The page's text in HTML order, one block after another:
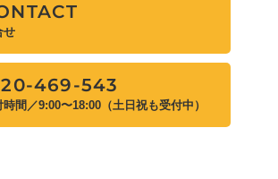
せ
469-543
時間／9:00〜18:00（土日祝も受付中）